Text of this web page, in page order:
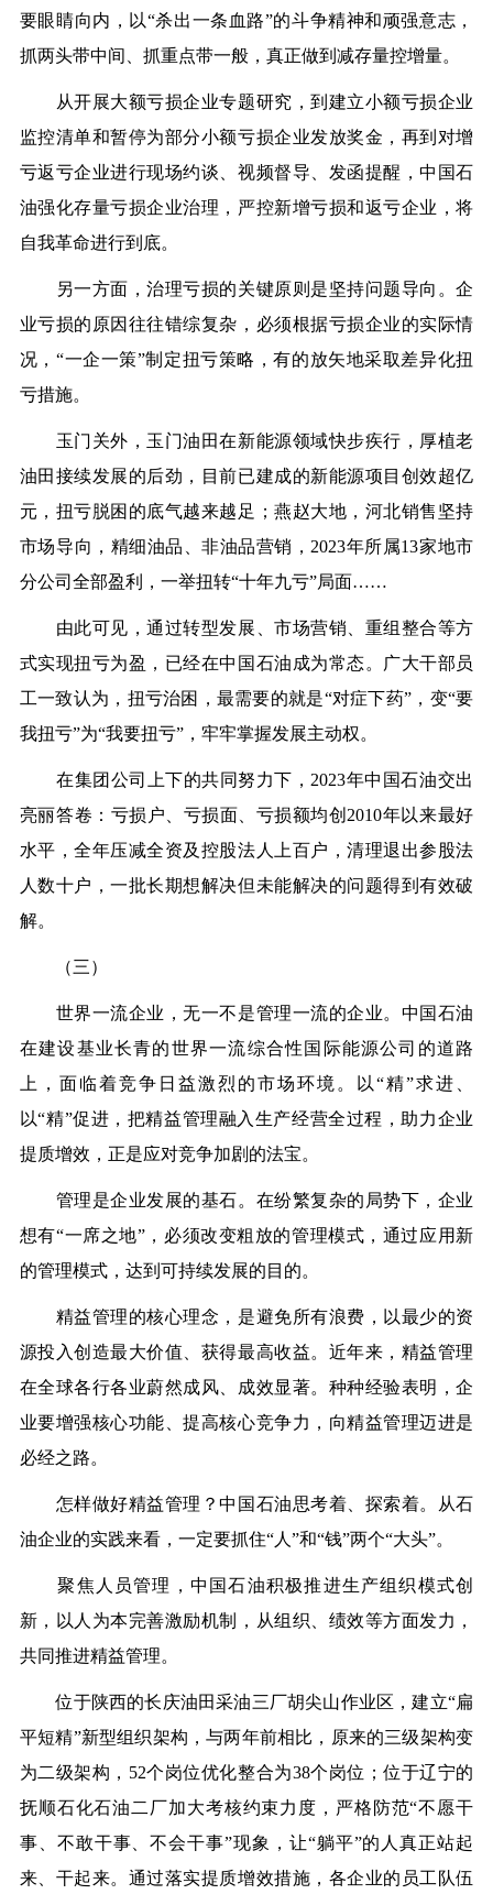
要眼睛向内，以“杀出一条血路”的斗争精神和顽强意志，
抓两头带中间、抓重点带一般，真正做到减存量控增量。
从开展大额亏损企业专题研究，到建立小额亏损企业
监控清单和暂停为部分小额亏损企业发放奖金，再到对增
亏返亏企业进行现场约谈、视频督导、发函提醒，中国石
油强化存量亏损企业治理，严控新增亏损和返亏企业，将
自我革命进行到底。
另一方面，治理亏损的关键原则是坚持问题导向。企
业亏损的原因往往错综复杂，必须根据亏损企业的实际情
况，“一企一策”制定扭亏策略，有的放矢地采取差异化扭
亏措施。
玉门关外，玉门油田在新能源领域快步疾行，厚植老
油田接续发展的后劲，目前已建成的新能源项目创效超亿
元，扭亏脱困的底气越来越足；燕赵大地，河北销售坚持
市场导向，精细油品、非油品营销，2023年所属13家地市
分公司全部盈利，一举扭转“十年九亏”局面……
由此可见，通过转型发展、市场营销、重组整合等方
式实现扭亏为盈，已经在中国石油成为常态。广大干部员
工一致认为，扭亏治困，最需要的就是“对症下药”，变“要
我扭亏”为“我要扭亏”，牢牢掌握发展主动权。
在集团公司上下的共同努力下，2023年中国石油交出
亮丽答卷：亏损户、亏损面、亏损额均创2010年以来最好
水平，全年压减全资及控股法人上百户，清理退出参股法
人数十户，一批长期想解决但未能解决的问题得到有效破
解。
（三）
世界一流企业，无一不是管理一流的企业。中国石油
在建设基业长青的世界一流综合性国际能源公司的道路
上，面临着竞争日益激烈的市场环境。以“精”求进、
以“精”促进，把精益管理融入生产经营全过程，助力企业
提质增效，正是应对竞争加剧的法宝。
管理是企业发展的基石。在纷繁复杂的局势下，企业
想有“一席之地”，必须改变粗放的管理模式，通过应用新
的管理模式，达到可持续发展的目的。
精益管理的核心理念，是避免所有浪费，以最少的资
源投入创造最大价值、获得最高收益。近年来，精益管理
在全球各行各业蔚然成风、成效显著。种种经验表明，企
业要增强核心功能、提高核心竞争力，向精益管理迈进是
必经之路。
怎样做好精益管理？中国石油思考着、探索着。从石
油企业的实践来看，一定要抓住“人”和“钱”两个“大头”。
聚焦人员管理，中国石油积极推进生产组织模式创
新，以人为本完善激励机制，从组织、绩效等方面发力，
共同推进精益管理。
位于陕西的长庆油田采油三厂胡尖山作业区，建立“扁
平短精”新型组织架构，与两年前相比，原来的三级架构变
为二级架构，52个岗位优化整合为38个岗位；位于辽宁的
抚顺石化石油二厂加大考核约束力度，严格防范“不愿干
事、不敢干事、不会干事”现象，让“躺平”的人真正站起
来、干起来。通过落实提质增效措施，各企业的员工队伍